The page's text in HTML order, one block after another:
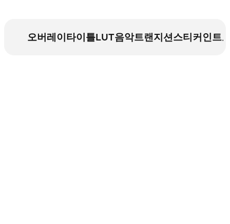
오버레이타이틀LUT음악트랜지션스티커인트